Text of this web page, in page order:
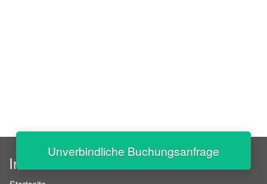
Unverbindliche Buchungsanfrage
InStaff